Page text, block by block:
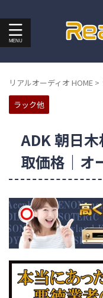
リアルオーディオ HOME >
ラック他
ADK 朝日
取価格｜オ